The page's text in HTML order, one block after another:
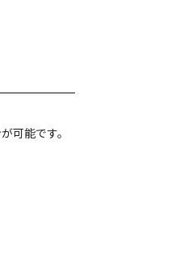
可能です。